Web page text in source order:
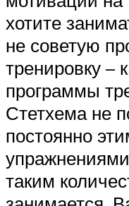
хотите
не советую
тренировку –
программы
Стетхема не
постоянно
таким